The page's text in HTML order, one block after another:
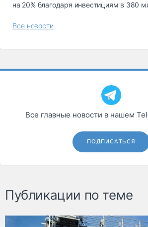
на 20% благодаря инвестициям в 380
Все новости
Все главные новости в нашем
ПОДПИСАТЬСЯ
Публикации по теме